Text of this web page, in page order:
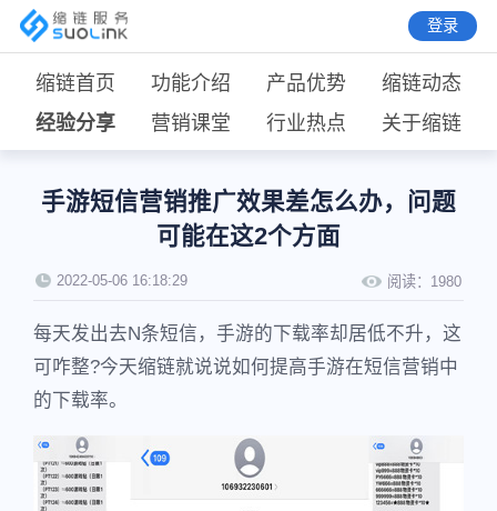
登录
缩链首页 功能介绍 产品优势
缩链动态
经验分享
营销课堂 行业热点 关于缩链
手游短信营销推广效果差怎么办，问题
可能在这2个方面
2022-05-06 16:18:29 阅读： 1980
每天发出去N条短信，手游的下载率却居低不升，这
可咋整?今天缩链就说说如何提高手游在短信营销中
的下载率。